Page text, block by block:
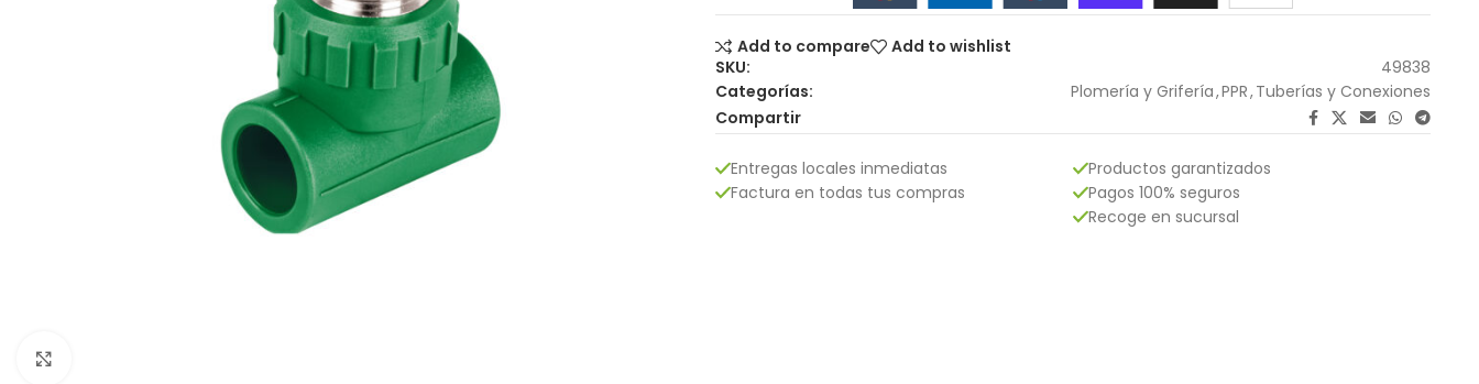
Add to compare
Add to wishlist
SKU:
49838
Categorías:
Plomería y Grifería,PPR,Tuberías y Conexiones
Compartir
Entregas locales inmediatas
Factura en todas tus compras
Productos garantizados
Pagos 100% seguros
Recoge en sucursal